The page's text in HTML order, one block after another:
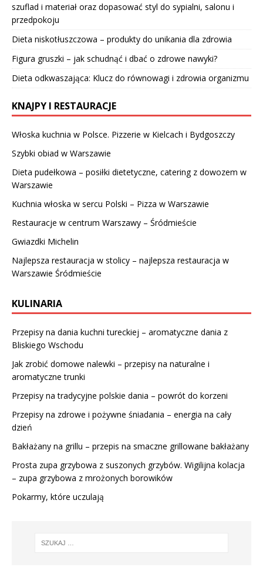
szuflad i materiał oraz dopasować styl do sypialni, salonu i
przedpokoju
Dieta niskotłuszczowa – produkty do unikania dla zdrowia
Figura gruszki – jak schudnąć i dbać o zdrowe nawyki?
Dieta odkwaszająca: Klucz do równowagi i zdrowia organizmu
KNAJPY I RESTAURACJE
Włoska kuchnia w Polsce. Pizzerie w Kielcach i Bydgoszczy
Szybki obiad w Warszawie
Dieta pudełkowa – posiłki dietetyczne, catering z dowozem w
Warszawie
Kuchnia włoska w sercu Polski – Pizza w Warszawie
Restauracje w centrum Warszawy – Śródmieście
Gwiazdki Michelin
Najlepsza restauracja w stolicy – najlepsza restauracja w
Warszawie Śródmieście
KULINARIA
Przepisy na dania kuchni tureckiej – aromatyczne dania z
Bliskiego Wschodu
Jak zrobić domowe nalewki – przepisy na naturalne i
aromatyczne trunki
Przepisy na tradycyjne polskie dania – powrót do korzeni
Przepisy na zdrowe i pożywne śniadania – energia na cały
dzień
Bakłażany na grillu – przepis na smaczne grillowane bakłażany
Prosta zupa grzybowa z suszonych grzybów. Wigilijna kolacja
– zupa grzybowa z mrożonych borowików
Pokarmy, które uczulają